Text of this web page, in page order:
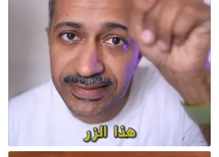
تُقدم هذه الملحمة ماجين بوو الأسطوري، وهو شرير قوي لا
يمكن التنبؤ به ويهدد الكون وكان مُغلقًا عليه لملايين
وإنقاذ العالم.
المعروفين بعملهم على DRAGON BALL Z: BUDOKAI
TENKAICHI! تُتيح DRAGON BALL: Sparking! ZERO للاعبين
الدخول في معارك ملحمية جنبًا إلى جنب مع الشخصيات
الأسطورية من السلسلة التي تستغل قوة أحدث أجهزة
كونسول.
تصدر على PS5 و Xbox Series و PC في 10 أكتوبر.